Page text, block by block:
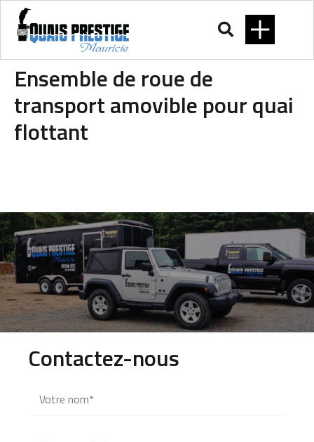
Ensemble de roue de
transport amovible pour quai
flottant
Contactez-nous